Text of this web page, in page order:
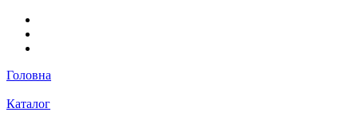
Головна
Каталог